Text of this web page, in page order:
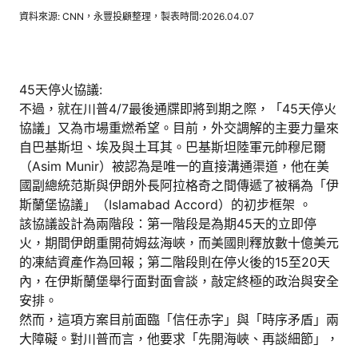
資料來源: CNN，永豐投顧整理，製表時間:2026.04.07
45天停火協議:
不過，就在川普4/7最後通牒即將到期之際，「45天停火
協議」又為市場重燃希望。目前，外交調解的主要力量來
自巴基斯坦、埃及與土耳其。巴基斯坦陸軍元帥穆尼爾
（Asim Munir）被認為是唯一的直接溝通渠道，他在美
國副總統范斯與伊朗外長阿拉格奇之間傳遞了被稱為「伊
斯蘭堡協議」（Islamabad Accord）的初步框架 。
該協議設計為兩階段：第一階段是為期45天的立即停
火，期間伊朗重開荷姆茲海峽，而美國則釋放數十億美元
的凍結資產作為回報；第二階段則在停火後的15至20天
內，在伊斯蘭堡舉行面對面會談，敲定終極的政治與安全
安排。
然而，這項方案目前面臨「信任赤字」與「時序矛盾」兩
大障礙。對川普而言，他要求「先開海峽、再談細節」，